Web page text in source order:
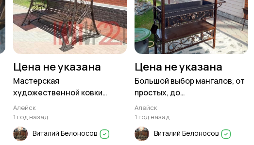
Цена не указана
Мастерская
художественной ковки
ЗОДЧИЙ изготовит
Алейск
1 год назад
Виталий Белоносов
Цена не указана
Большой выбор мангалов, от
простых, до
профессиональных
Алейск
1 год назад
Виталий Белоносов